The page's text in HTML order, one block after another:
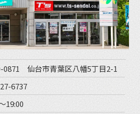
0871 仙台市青葉区八幡5丁目2-1
6737
19:00